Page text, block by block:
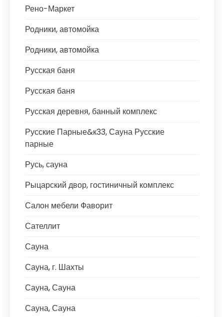
Рено-Маркет
Родники, автомойка
Родники, автомойка
Русская баня
Русская баня
Русская деревня, банный комплекс
Русские Парные&к33, Сауна Русские
парные
Русь, сауна
Рыцарский двор, гостиничный комплекс
Салон мебели Фаворит
Сателлит
Сауна
Сауна, г. Шахты
Сауна, Сауна
Сауна, Сауна